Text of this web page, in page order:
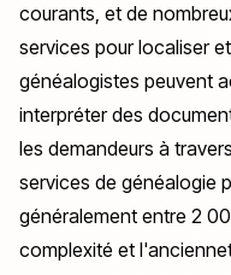
courants, et de
services pour localiser
généalogistes peuvent
interpréter des
les demandeurs à
services de généalogie
généralement entre 2
complexité et